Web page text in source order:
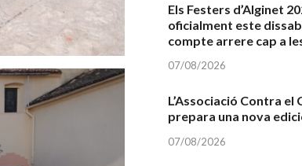
Els Festers d’Alginet
oficialment este
compte arrere cap a
07/08/2026
L’Associació Contra el
prepara una nova
07/08/2026